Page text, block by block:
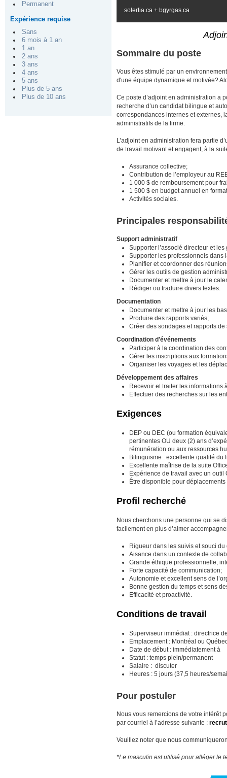
Permanent
Expérience requise
Sans
6 mois à 1 an
1 an
2 ans
3 ans
4 ans
5 ans
Plus de 5 ans
Plus de 10 ans
solertia.ca + bgyrgas.ca
Sommaire du poste
Vous êtes stimulé par un
d'une équipe dynamique et motivée?
Ce poste d’adjoint en administration a
recherche d’un candidat bilingue et
correspondances internes et externes,
administratifs de la firme.
L’adjoint en administration fera partie
de travail motivant et engagent, à la
Assurance collective;
Contribution de l’employeur au
1 000 $ de remboursement pour
1 500 $ en budget annuel en
Activités sociales.
Principales
Support administratif
Supporter l’associé directeur et
Supporter les professionnels dans
Planifier et coordonner des
Gérer les outils de gestion
Documenter et mettre à jour le
Rédiger ou traduire divers textes.
Documentation
Documenter et mettre à jour les
Produire des rapports variés;
Créer des sondages et rapports de
Coordination d'événements
Participer à la coordination des
Gérer les inscriptions aux
Organiser les voyages et les
Développement des affaires
Recevoir et traiter les informations
Effectuer des recherches sur les
Exigences
DEP ou DEC (ou formation
pertinentes OU deux (2) ans
rémunération ou aux ressources
Bilinguisme : excellente qualité du
Excellente maîtrise de la suite
Expérience de travail avec un outil
Être disponible pour
Profil recherché
Nous cherchons une personne qui se
facilement en plus d’aimer
Rigueur dans les suivis et souci du
Aisance dans un contexte de
Grande éthique professionnelle,
Forte capacité de communication;
Autonomie et excellent sens de
Bonne gestion du temps et sens
Efficacité et proactivité.
Conditions de travail
Superviseur immédiat : directrice
Emplacement : Montréal ou
Date de début : immédiatement à
Statut : temps plein/permanent
Salaire : discuter
Heures : 5 jours (37,5 heures/
Pour postuler
Nous vous remercions de votre intérêt
par courriel à l’adresse suivante :
Veuillez noter que nous
*Le masculin est utilisé pour alléger le